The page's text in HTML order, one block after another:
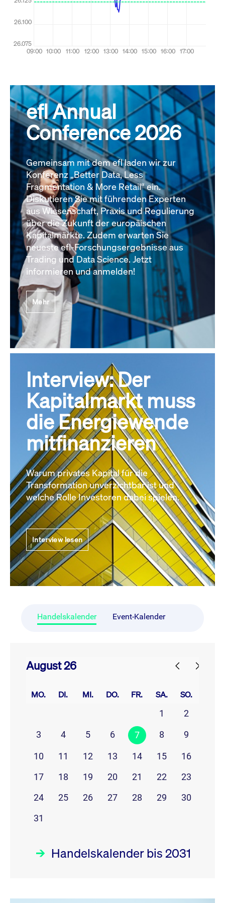
efl Annual
Conference 2026
Gemeinsam mit dem efl laden wir zur
Konferenz „Better Data, Less
Fragmentation & More Retail“ ein.
Diskutieren Sie mit führenden Experten
aus Wissenschaft, Praxis und Regulierung
über die Zukunft der europäischen
Kapitalmärkte. Zudem erwarten Sie
neueste efl-Forschungsergebnisse aus
Trading und Data Science. Jetzt
informieren und anmelden!
Mehr
Interview: Der
Kapitalmarkt muss
die Energiewende
mitfinanzieren
Warum privates Kapital für die
Transformation unverzichtbar ist und
welche Rolle Investoren dabei spielen.
Interview lesen
Handelskalender Event-Kalender
August 26
MO. DI. MI. DO. FR. SA. SO.
1
2
3
4 5 6 7 8 9
10 11 12 13 14 15
16
17
18 19 20 21 22
23
24
25 26 27 28 29
30
31
Handelskalender bis 2031